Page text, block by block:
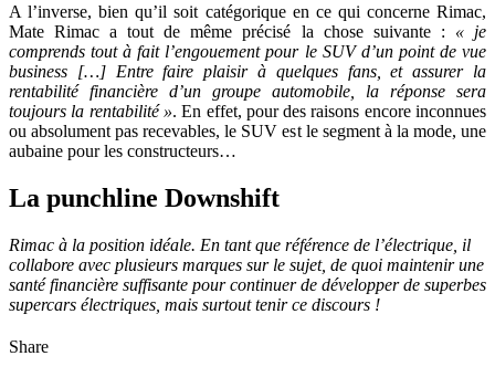
A l’inverse, bien qu’il soit catégorique en ce qui concerne Rimac,
Mate Rimac a tout de même précisé la chose suivante : « je
comprends tout à fait l’engouement pour le SUV d’un point de vue
business […] Entre faire plaisir à quelques fans, et assurer la
rentabilité financière d’un groupe automobile, la réponse sera
toujours la rentabilité ». En effet, pour des raisons encore inconnues
ou absolument pas recevables, le SUV est le segment à la mode, une
aubaine pour les constructeurs…
La punchline Downshift
Rimac à la position idéale. En tant que référence de l’électrique, il
collabore avec plusieurs marques sur le sujet, de quoi maintenir une
santé financière suffisante pour continuer de développer de superbes
supercars électriques, mais surtout tenir ce discours !
Share